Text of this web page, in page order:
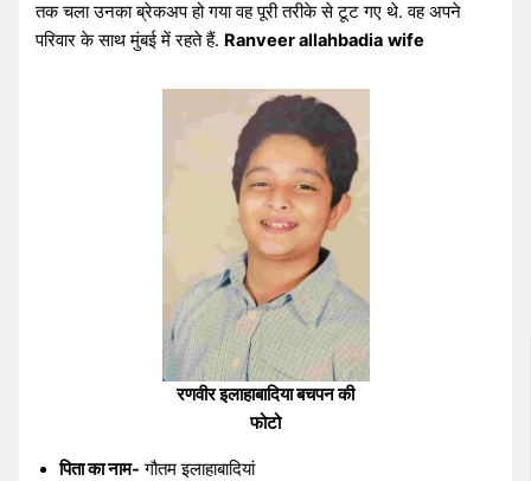
तक चला उनका ब्रेकअप हो गया वह पूरी तरीके से टूट गए थे. वह अपने
परिवार के साथ मुंबई में रहते हैं. Ranveer allahbadia wife
रणवीर इलाहाबादिया बचपन की
फोटो
पिता का नाम- गौतम इलाहाबादियां